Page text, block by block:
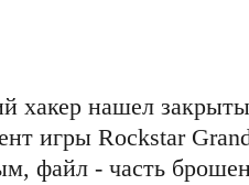
хакер нашел
игры Rockstar
файл - часть